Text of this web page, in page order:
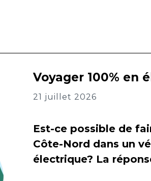
Voyager 100% en
21 juillet 2026
Est-ce possible de
Côte-Nord dans un
électrique? La